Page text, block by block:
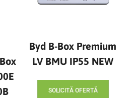
Byd B-Box Premium
LV BMU IP55 NEW
SOLICITĂ OFERTĂ